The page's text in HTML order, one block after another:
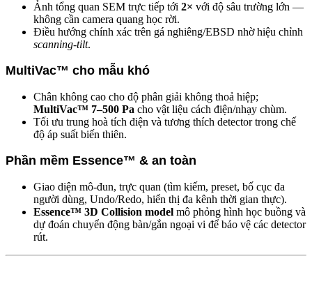
Ảnh tổng quan SEM trực tiếp tới 2× với độ sâu trường lớn —
không cần camera quang học rời.
Điều hướng chính xác trên gá nghiêng/EBSD nhờ hiệu chỉnh
scanning-tilt.
MultiVac™ cho mẫu khó
Chân không cao cho độ phân giải không thoả hiệp;
MultiVac™ 7–500 Pa cho vật liệu cách điện/nhạy chùm.
Tối ưu trung hoà tích điện và tương thích detector trong chế
độ áp suất biến thiên.
Phần mềm Essence™ & an toàn
Giao diện mô-đun, trực quan (tìm kiếm, preset, bố cục đa
người dùng, Undo/Redo, hiển thị đa kênh thời gian thực).
Essence™ 3D Collision model mô phỏng hình học buồng và
dự đoán chuyển động bàn/gắn ngoại vi để bảo vệ các detector
rút.